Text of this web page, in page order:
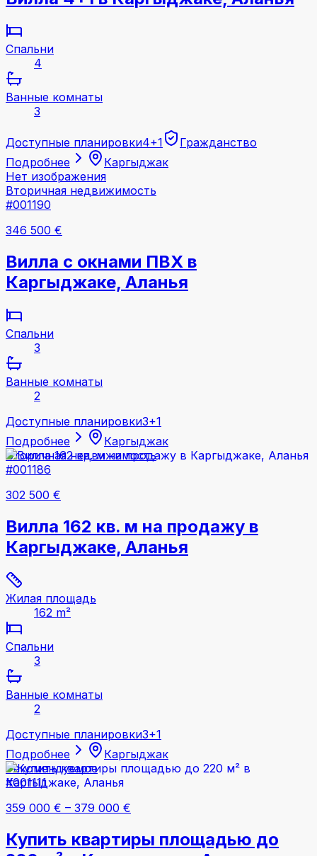
Спальни
4
Ванные комнаты
3
Доступные планировки4+1
Гражданство
Подробнее
Каргыджак
Нет изображения
Вторичная недвижимость
#001190
346 500 €
Вилла с окнами ПВХ в
Каргыджаке, Аланья
Спальни
3
Ванные комнаты
2
Доступные планировки3+1
Подробнее
Каргыджак
Вторичная недвижимость
#001186
302 500 €
Вилла 162 кв. м на продажу в
Каргыджаке, Аланья
Жилая площадь
162 m²
Спальни
3
Ванные комнаты
2
Доступные планировки3+1
Подробнее
Каргыджак
Рекомендуемое
#001111
359 000 € – 379 000 €
Купить квартиры площадью до